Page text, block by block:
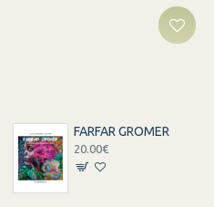
FARFAR GROMER
20.00€